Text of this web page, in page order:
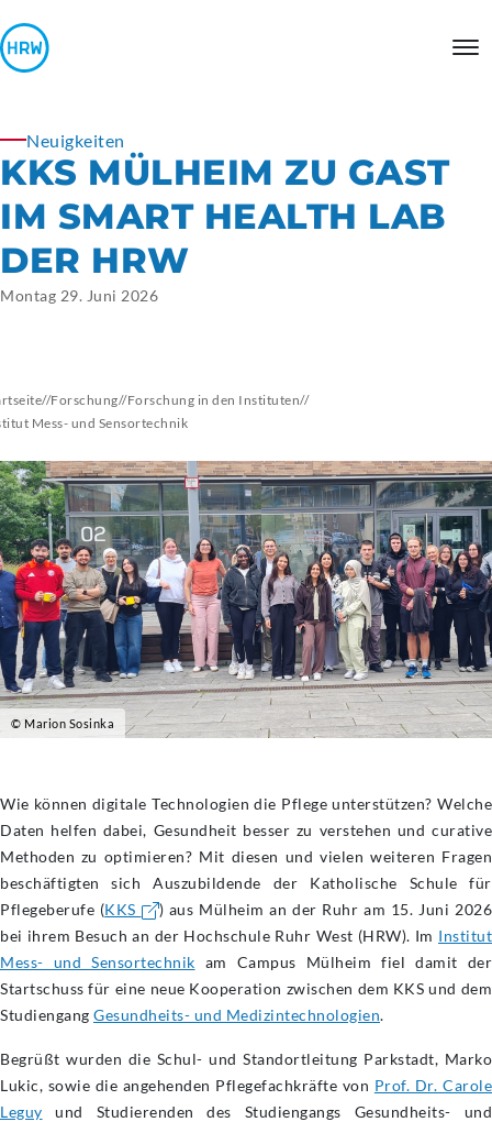
Neuigkeiten
KKS MÜLHEIM ZU GAST
IM SMART HEALTH LAB
DER HRW
Montag 29. Juni 2026
//Forschung//Forschung in den Instituten//
Mess- und Sensortechnik
© Marion Sosinka
Wie können digitale Technologien die Pflege unterstützen? Welche
Daten helfen dabei, Gesundheit besser zu verstehen und curative
Methoden zu optimieren? Mit diesen und vielen weiteren Fragen
beschäftigten sich Auszubildende der Katholische Schule für
Pflegeberufe (KKS
) aus Mülheim an der Ruhr am 15. Juni 2026
bei ihrem Besuch an der Hochschule Ruhr West (HRW). Im Institut
Mess- und Sensortechnik am Campus Mülheim fiel damit der
Startschuss für eine neue Kooperation zwischen dem KKS und dem
Studiengang Gesundheits- und Medizintechnologien.
Begrüßt wurden die Schul- und Standortleitung Parkstadt, Marko
Lukic, sowie die angehenden Pflegefachkräfte von Prof. Dr. Carole
Leguy und Studierenden des Studiengangs Gesundheits- und